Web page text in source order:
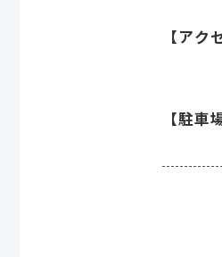
【アク
【駐車